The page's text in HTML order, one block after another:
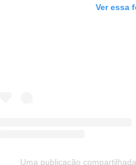
Ver essa
Uma publicação